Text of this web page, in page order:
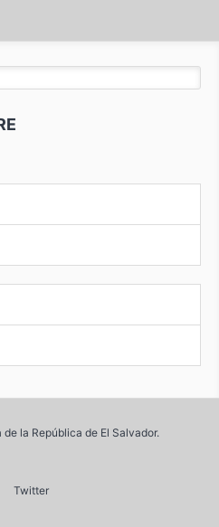
la República de El Salvador.
Twitter